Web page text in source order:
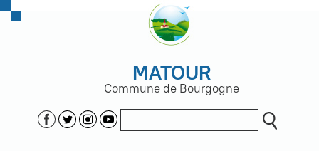
MATOUR
Commune de Bourgogne